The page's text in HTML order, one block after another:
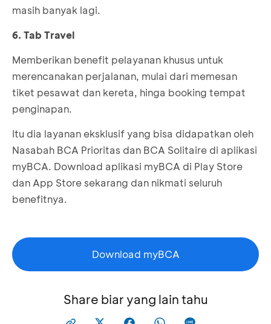
masih banyak lagi.
6. Tab Travel
Memberikan benefit pelayanan khusus untuk
merencanakan perjalanan, mulai dari memesan
tiket pesawat dan kereta, hinga booking tempat
penginapan.
Itu dia layanan eksklusif yang bisa didapatkan oleh
Nasabah BCA Prioritas dan BCA Solitaire di aplikasi
myBCA. Download aplikasi myBCA di Play Store
dan App Store sekarang dan nikmati seluruh
benefitnya.
Download myBCA
Share biar yang lain tahu